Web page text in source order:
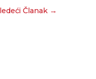
Članak →